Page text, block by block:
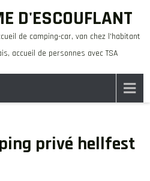
D'ESCOUFLANT
de camping-car, van chez l'habitant
accueil de personnes avec TSA
privé hellfest